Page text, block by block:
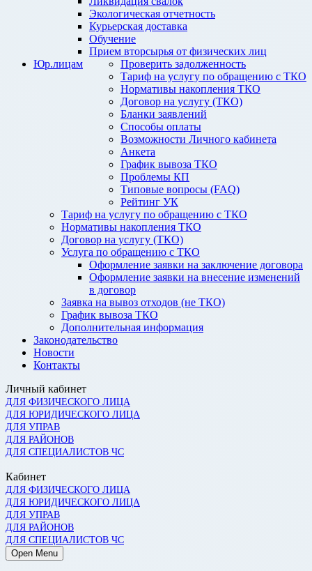
Экологическая отчетность
Курьерская доставка
Обучение
Прием вторсырья от физических лиц
Проверить задолженность
Тариф на услугу по обращению с ТКО
Нормативы накопления ТКО
Договор на услугу (ТКО)
Бланки заявлений
Способы оплаты
Возможности Личного кабинета
Анкета
График вывоза ТКО
Проблемы КП
Типовые вопросы (FAQ)
Рейтинг УК
Юр.лицам
Тариф на услугу по обращению с ТКО
Нормативы накопления ТКО
Договор на услугу (ТКО)
Услуга по обращению с ТКО
Оформление заявки на заключение договора
Оформление заявки на внесение изменений
в договор
Заявка на вывоз отходов (не ТКО)
График вывоза ТКО
Дополнительная информация
Законодательство
Новости
Контакты
Личный кабинет
ДЛЯ ФИЗИЧЕСКОГО ЛИЦА
ДЛЯ ЮРИДИЧЕСКОГО ЛИЦА
ДЛЯ УПРАВ
ДЛЯ РАЙОНОВ
ДЛЯ СПЕЦИАЛИСТОВ ЧС
Кабинет
ДЛЯ ФИЗИЧЕСКОГО ЛИЦА
ДЛЯ ЮРИДИЧЕСКОГО ЛИЦА
ДЛЯ УПРАВ
ДЛЯ РАЙОНОВ
ДЛЯ СПЕЦИАЛИСТОВ ЧС
Open Menu